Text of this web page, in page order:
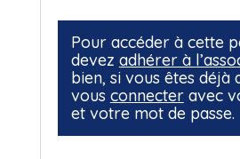
Pour accéder à cette
devez adhérer à
bien, si vous êtes déjà
vous connecteravec
et votre mot de passe.